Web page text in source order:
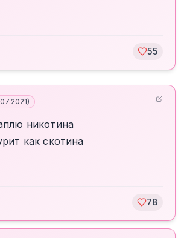
55
)
никотина
как скотина
78